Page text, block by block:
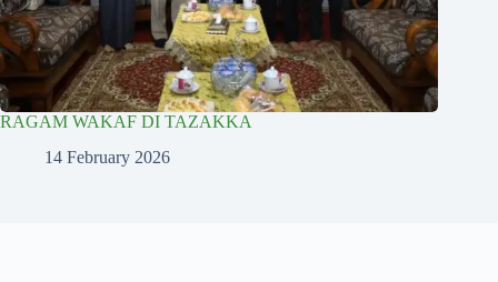
RAGAM WAKAF DI TAZAKKA
14 February 2026